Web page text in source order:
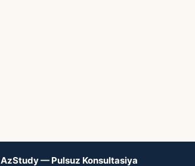
AzStudy — Pulsuz Konsultasiya